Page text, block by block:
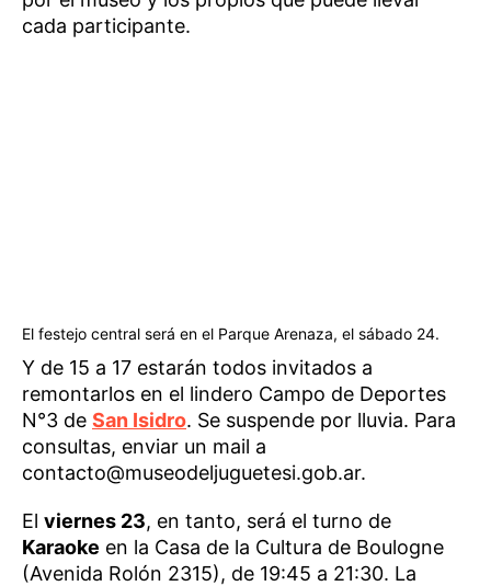
cada participante.
El festejo central será en el Parque Arenaza, el sábado 24.
Y de 15 a 17 estarán todos invitados a
remontarlos en el lindero Campo de Deportes
N°3 de San Isidro. Se suspende por lluvia. Para
consultas, enviar un mail a
contacto@museodeljuguetesi.gob.ar.
El viernes 23, en tanto, será el turno de
Karaoke en la Casa de la Cultura de Boulogne
(Avenida Rolón 2315), de 19:45 a 21:30. La